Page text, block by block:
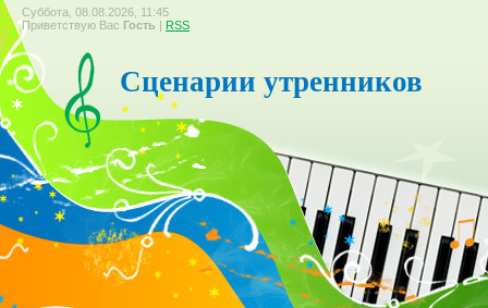
Суббота, 08.08.2026, 11:45
Приветствую Вас Гость | RSS
Сценарии утренников